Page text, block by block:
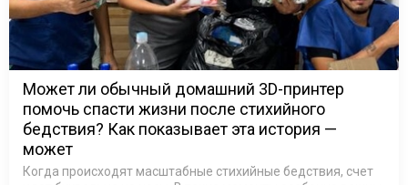
Может ли обычный домашний 3D-принтер
помочь спасти жизни после стихийного
бедствия? Как показывает эта история —
может
Когда происходят масштабные стихийные бедствия, счет